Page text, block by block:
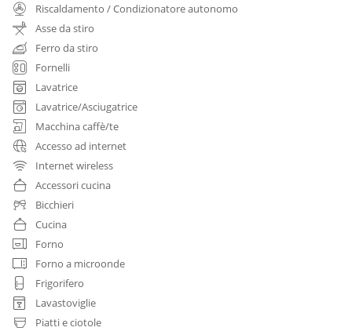
Riscaldamento / Condizionatore autonomo
Asse da stiro
Ferro da stiro
Fornelli
Lavatrice
Lavatrice/Asciugatrice
Macchina caffè/te
Accesso ad internet
Internet wireless
Accessori cucina
Bicchieri
Cucina
Forno
Forno a microonde
Frigorifero
Lavastoviglie
Piatti e ciotole